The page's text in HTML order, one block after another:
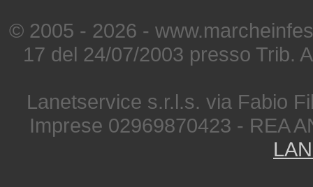
© 2005 - 2026 -
17 del 24/07/2003 presso Trib.
Lanetservice s.r.l.s. via Fabio
Imprese 02969870423 - REA